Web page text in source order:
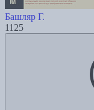
Башляр Г.
1125